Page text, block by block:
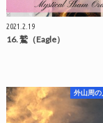
2021.2.19
16. 鷲（Eagle）
外山周